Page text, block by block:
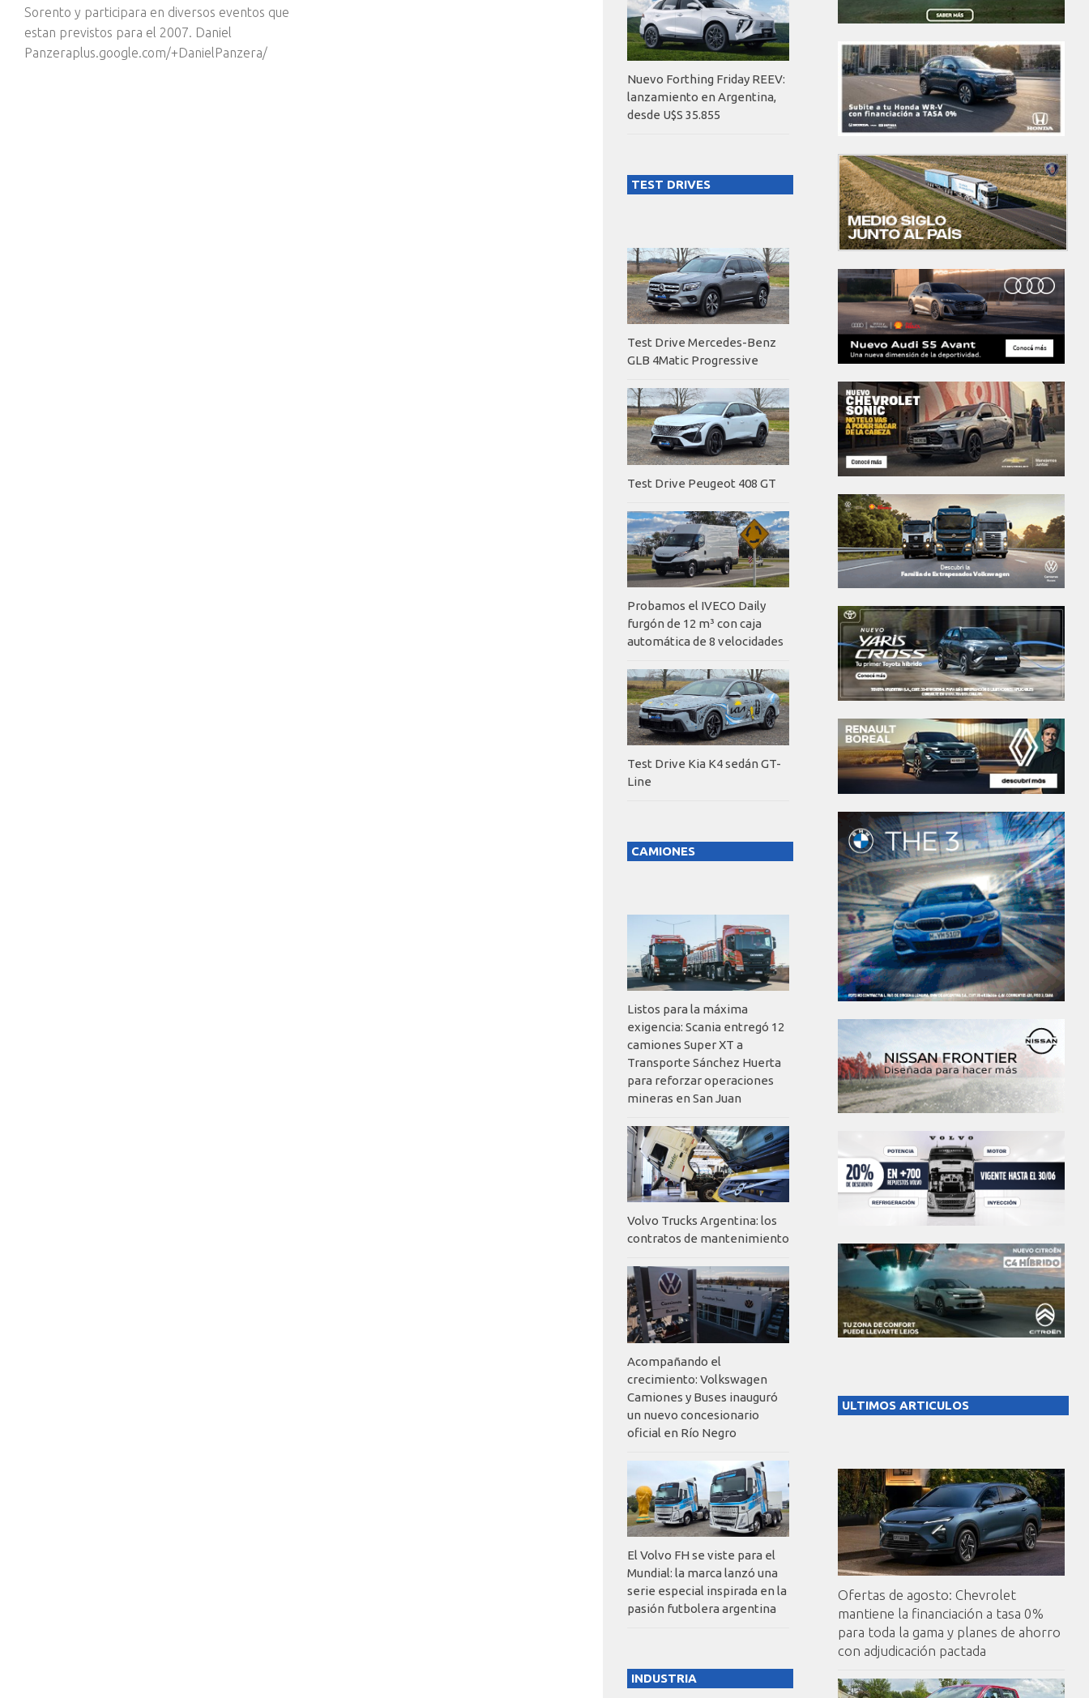
Sorento y participara en diversos eventos que
estan previstos para el 2007. Daniel
Panzeraplus.google.com/+DanielPanzera/
ULTIMOS ARTICULOS
Ofertas de agosto: Chevrolet
mantiene la financiación a tasa 0%
para toda la gama y planes de ahorro
con adjudicación pactada
Nuevo Forthing Friday REEV:
lanzamiento en Argentina,
desde U$S 35.855
TEST DRIVES
Test Drive Mercedes-Benz
GLB 4Matic Progressive
Test Drive Peugeot 408 GT
Probamos el IVECO Daily
furgón de 12 m³ con caja
automática de 8 velocidades
Test Drive Kia K4 sedán GT-
Line
CAMIONES
Listos para la máxima
exigencia: Scania entregó 12
camiones Super XT a
Transporte Sánchez Huerta
para reforzar operaciones
mineras en San Juan
Volvo Trucks Argentina: los
contratos de mantenimiento
Acompañando el
crecimiento: Volkswagen
Camiones y Buses inauguró
un nuevo concesionario
oficial en Río Negro
El Volvo FH se viste para el
Mundial: la marca lanzó una
serie especial inspirada en la
pasión futbolera argentina
INDUSTRIA